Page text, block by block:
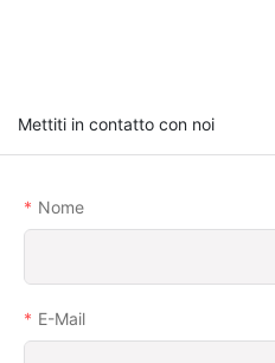
Mettiti in contatto con noi
Nome
E-Mail